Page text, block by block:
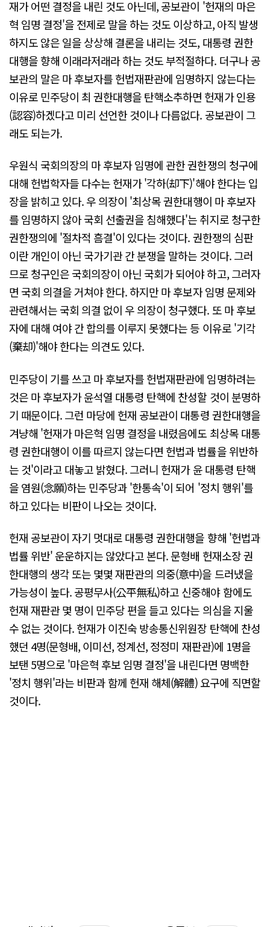
재가 어떤 결정을 내린 것도 아닌데, 공보관이 '헌재의 마은
혁 임명 결정'을 전제로 말을 하는 것도 이상하고, 아직 발생
하지도 않은 일을 상상해 결론을 내리는 것도, 대통령 권한
대행을 향해 이래라저래라 하는 것도 부적절하다. 더구나 공
보관의 말은 마 후보자를 헌법재판관에 임명하지 않는다는
이유로 민주당이 최 권한대행을 탄핵소추하면 헌재가 인용
(認容)하겠다고 미리 선언한 것이나 다름없다. 공보관이 그
래도 되는가.
우원식 국회의장의 마 후보자 임명에 관한 권한쟁의 청구에
대해 헌법학자들 다수는 헌재가 '각하(却下)'해야 한다는 입
장을 밝히고 있다. 우 의장이 '최상목 권한대행이 마 후보자
를 임명하지 않아 국회 선출권을 침해했다'는 취지로 청구한
권한쟁의에 '절차적 흠결'이 있다는 것이다. 권한쟁의 심판
이란 개인이 아닌 국가기관 간 분쟁을 말하는 것이다. 그러
므로 청구인은 국회의장이 아닌 국회가 되어야 하고, 그러자
면 국회 의결을 거쳐야 한다. 하지만 마 후보자 임명 문제와
관련해서는 국회 의결 없이 우 의장이 청구했다. 또 마 후보
자에 대해 여야 간 합의를 이루지 못했다는 등 이유로 '기각
(棄却)'해야 한다는 의견도 있다.
민주당이 기를 쓰고 마 후보자를 헌법재판관에 임명하려는
것은 마 후보자가 윤석열 대통령 탄핵에 찬성할 것이 분명하
기 때문이다. 그런 마당에 헌재 공보관이 대통령 권한대행을
겨냥해 '헌재가 마은혁 임명 결정을 내렸음에도 최상목 대통
령 권한대행이 이를 따르지 않는다면 헌법과 법률을 위반하
는 것'이라고 대놓고 밝혔다. 그러니 헌재가 윤 대통령 탄핵
을 염원(念願)하는 민주당과 '한통속'이 되어 '정치 행위'를
하고 있다는 비판이 나오는 것이다.
헌재 공보관이 자기 멋대로 대통령 권한대행을 향해 '헌법과
법률 위반' 운운하지는 않았다고 본다. 문형배 헌재소장 권
한대행의 생각 또는 몇몇 재판관의 의중(意中)을 드러냈을
가능성이 높다. 공평무사(公平無私)하고 신중해야 함에도
헌재 재판관 몇 명이 민주당 편을 들고 있다는 의심을 지울
수 없는 것이다. 헌재가 이진숙 방송통신위원장 탄핵에 찬성
했던 4명(문형배, 이미선, 정계선, 정정미 재판관)에 1명을
보탠 5명으로 '마은혁 후보 임명 결정'을 내린다면 명백한
'정치 행위'라는 비판과 함께 헌재 해체(解體) 요구에 직면할
것이다.